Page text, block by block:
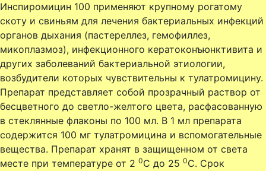
Инспиромицин 100 применяют крупному рогатому
скоту и свиньям для лечения бактериальных инфекций
органов дыхания (пастереллез, гемофиллез,
микоплазмоз), инфекционного кератоконъюнктивита и
других заболеваний бактериальной этиологии,
возбудители которых чувствительны к тулатромицину.
Препарат представляет собой прозрачный раствор от
бесцветного до светло-желтого цвета, расфасованную
в стеклянные флаконы по 100 мл. В 1 мл препарата
содержится 100 мг тулатромицина и вспомогательные
вещества. Препарат хранят в защищенном от света
месте при температуре от 2 0C до 25 0С. Срок